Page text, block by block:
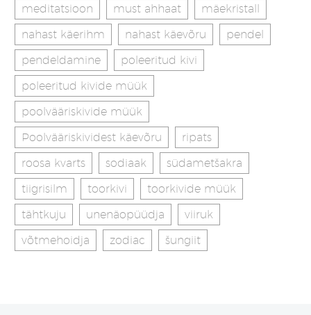
meditatsioon
must ahhaat
mäekristall
nahast käerihm
nahast käevõru
pendel
pendeldamine
poleeritud kivi
poleeritud kivide müük
poolvääriskivide müük
Poolvääriskividest käevõru
ripats
roosa kvarts
sodiaak
südametšakra
tiigrisilm
toorkivi
toorkivide müük
tähtkuju
unenäopüüdja
viiruk
võtmehoidja
zodiac šungiit